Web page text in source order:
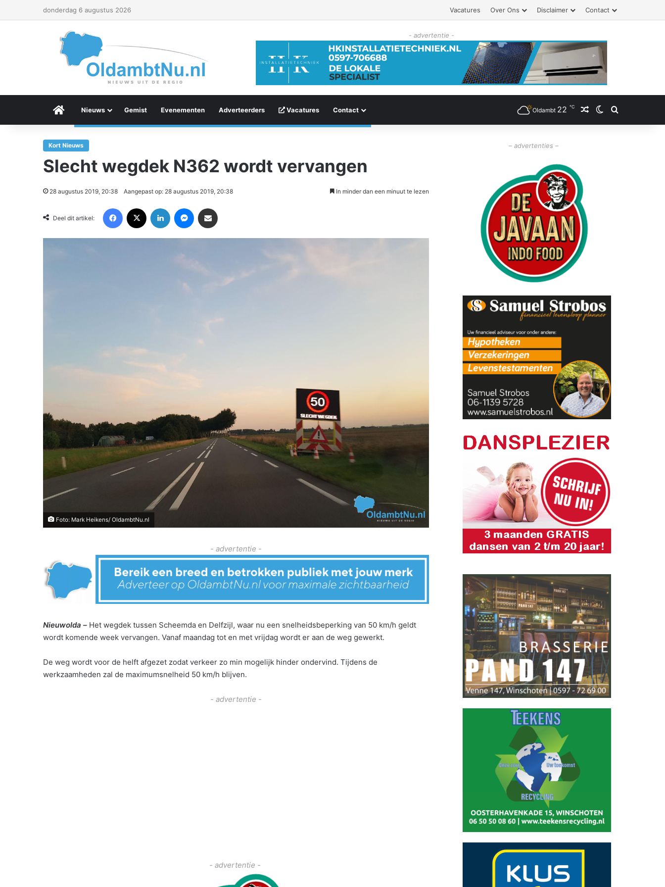
donderdag 6 augustus 2026 Vacatures Over Ons Disclaimer Contact
- advertentie -
Menu Item
Nieuws Gemist Evenementen Adverteerders Vacatures Contact Oldambt 22 ℃ Willekeurig artikel
Switch skin
Kort Nieuws
Slecht wegdek N362 wordt vervangen
28 augustus 2019, 20:38 Aangepast op: 28 augustus 2019, 20:38 In minder dan een minuut te lezen
Deel dit artikel:
Foto: Mark Heikens/ OldambtNu.nl
- advertentie -
Nieuwolda – Het wegdek tussen Scheemda en Delfzijl, waar nu een snelheidsbeperking van 50 km/h geldt
wordt komende week vervangen. Vanaf maandag tot en met vrijdag wordt er aan de weg gewerkt.
De weg wordt voor de helft afgezet zodat verkeer zo min mogelijk hinder ondervind. Tijdens de
werkzaamheden zal de maximumsnelheid 50 km/h blijven.
- advertentie -
- advertentie -
– advertenties –